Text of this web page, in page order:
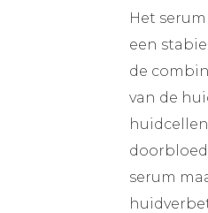
Het
een
de
van de
serum